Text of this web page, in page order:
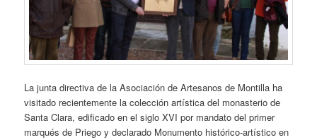
La junta directiva de la Asociación de Artesanos de Montilla ha
visitado recientemente la colección artística del monasterio de
Santa Clara, edificado en el siglo XVI por mandato del primer
marqués de Priego y declarado Monumento histórico-artístico en